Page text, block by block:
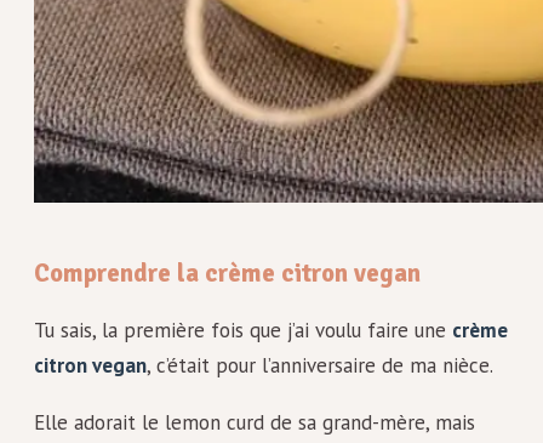
Comprendre la crème citron vegan
Tu sais, la première fois que j’ai voulu faire une crème
citron vegan, c’était pour l’anniversaire de ma nièce.
Elle adorait le lemon curd de sa grand-mère, mais